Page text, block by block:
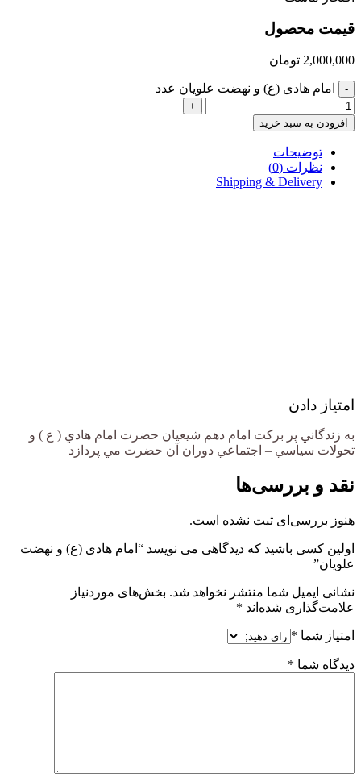
قیمت محصول
2,000,000 تومان
- امام هادی (ع) و نهضت علویان عدد
+
افزودن به سبد خرید
توضیحات
نظرات (0)
Shipping & Delivery
امتیاز دادن
به زندگاني پر بركت امام دهم شيعيان حضرت امام هادي ( ع ) و
تحولات سياسي – اجتماعي دوران آن حضرت مي پردازد
نقد و بررسی‌ها
هنوز بررسی‌ای ثبت نشده است.
اولین کسی باشید که دیدگاهی می نویسد “امام هادی (ع) و نهضت
علویان”
نشانی ایمیل شما منتشر نخواهد شد. بخش‌های موردنیاز
علامت‌گذاری شده‌اند *
امتیاز شما *
دیدگاه شما *